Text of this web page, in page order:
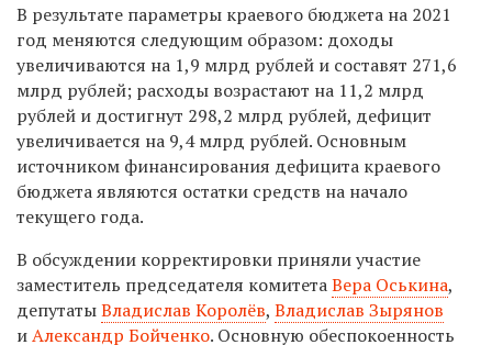
В результате параметры краевого бюджета на 2021
год меняются следующим образом: доходы
увеличиваются на 1,9 млрд рублей и составят 271,6
млрд рублей; расходы возрастают на 11,2 млрд
рублей и достигнут 298,2 млрд рублей, дефицит
увеличивается на 9,4 млрд рублей. Основным
источником финансирования дефицита краевого
бюджета являются остатки средств на начало
текущего года.
В обсуждении корректировки приняли участие
заместитель председателя комитетаВера Оськина,
депутатыВладислав Королёв, Владислав Зырянов
иАлександр Бойченко. Основную обеспокоенность